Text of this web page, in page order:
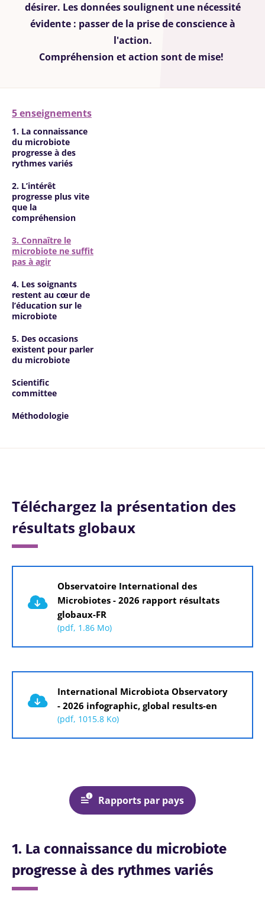
désirer. Les données soulignent une nécessité
évidente : passer de la prise de conscience à
l'action.
Compréhension et action sont de mise!
5 enseignements
1. La connaissance
du microbiote
progresse à des
rythmes variés
2. L’intérêt
progresse plus vite
que la
compréhension
3. Connaître le
microbiote ne suffit
pas à agir
4. Les soignants
restent au cœur de
l’éducation sur le
microbiote
5. Des occasions
existent pour parler
du microbiote
Scientific
committee
Méthodologie
Téléchargez la présentation des
résultats globaux
Observatoire International des
Microbiotes - 2026 rapport résultats
globaux-FR
(pdf, 1.86 Mo)
International Microbiota Observatory
- 2026 infographic, global results-en
(pdf, 1015.8 Ko)
Rapports par pays
1. La connaissance du microbiote
progresse à des rythmes variés